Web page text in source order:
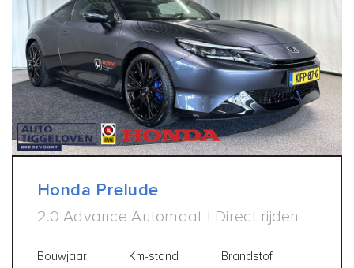
Honda Prelude
2.0 Advance Automaat | Direct rijden
Bouwjaar
Km-stand
Brandstof